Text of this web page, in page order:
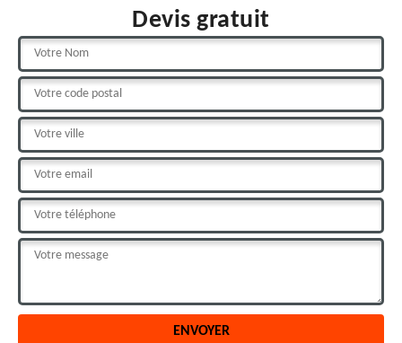
Devis gratuit